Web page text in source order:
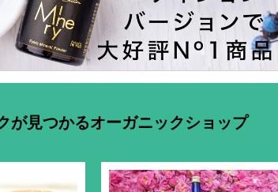
が見つかるオーガニックショップ